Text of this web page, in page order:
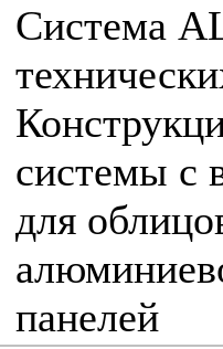
Система
системы с
для
панелей